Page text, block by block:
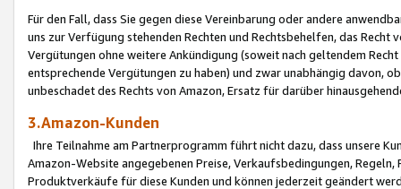
Für den Fall, dass Sie gegen diese Vereinbarung oder andere
uns zur Verfügung stehenden Rechten und Rechtsbehelfen, das
Vergütungen ohne weitere Ankündigung (soweit nach geltendem
entsprechende Vergütungen zu haben) und zwar unabhängig davon,
unbeschadet des Rechts von Amazon, Ersatz für darüber
3.Amazon-Kunden
Ihre Teilnahme am Partnerprogramm führt nicht dazu, dass unsere
Amazon-Website angegebenen Preise, Verkaufsbedingungen,
Produktverkäufe für diese Kunden und können jederzeit geändert